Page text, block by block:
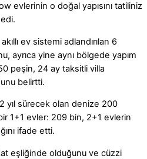
evlerinin o doğal yapısını tatiliniz
ev sistemi adlandırılan 6
ayrıca yine aynı bölgede yapım
peşin, 24 ay taksitli villa
belirtti.
yıl sürecek olan denize 200
1+1 evler: 209 bin, 2+1 evlerin
ifade etti.
eşliğinde olduğunu ve cüzzi